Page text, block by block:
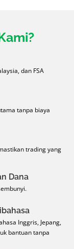
dan FSA
tanpa biaya
trading yang
Dana
Inggris, Jepang,
bantuan tanpa